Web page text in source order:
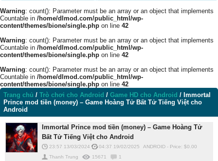
Warning: count(): Parameter must be an array or an object that implements
Countable in /home/dlmod.com/public_html/wp-
content/themes/bione/single.php on line 42
Warning: count(): Parameter must be an array or an object that implements
Countable in /home/dlmod.com/public_html/wp-
content/themes/bione/single.php on line 42
Warning: count(): Parameter must be an array or an object that implements
Countable in /home/dlmod.com/public_html/wp-
content/themes/bione/single.php on line 42
Trang chủ / Trò chơi cho Android / Game HD cho Android / Immortal
Prince mod tiền (money) – Game Hoàng Tử Bất Tử Tiếng Việt cho
Android
Immortal Prince mod tiền (money) – Game Hoàng Tử
Bất Tử Tiếng Việt cho Android
23:57 13/03/2024 04:37 19/02/2025 ANDROID - Price: $0.00
Thanh Trung
15671 1